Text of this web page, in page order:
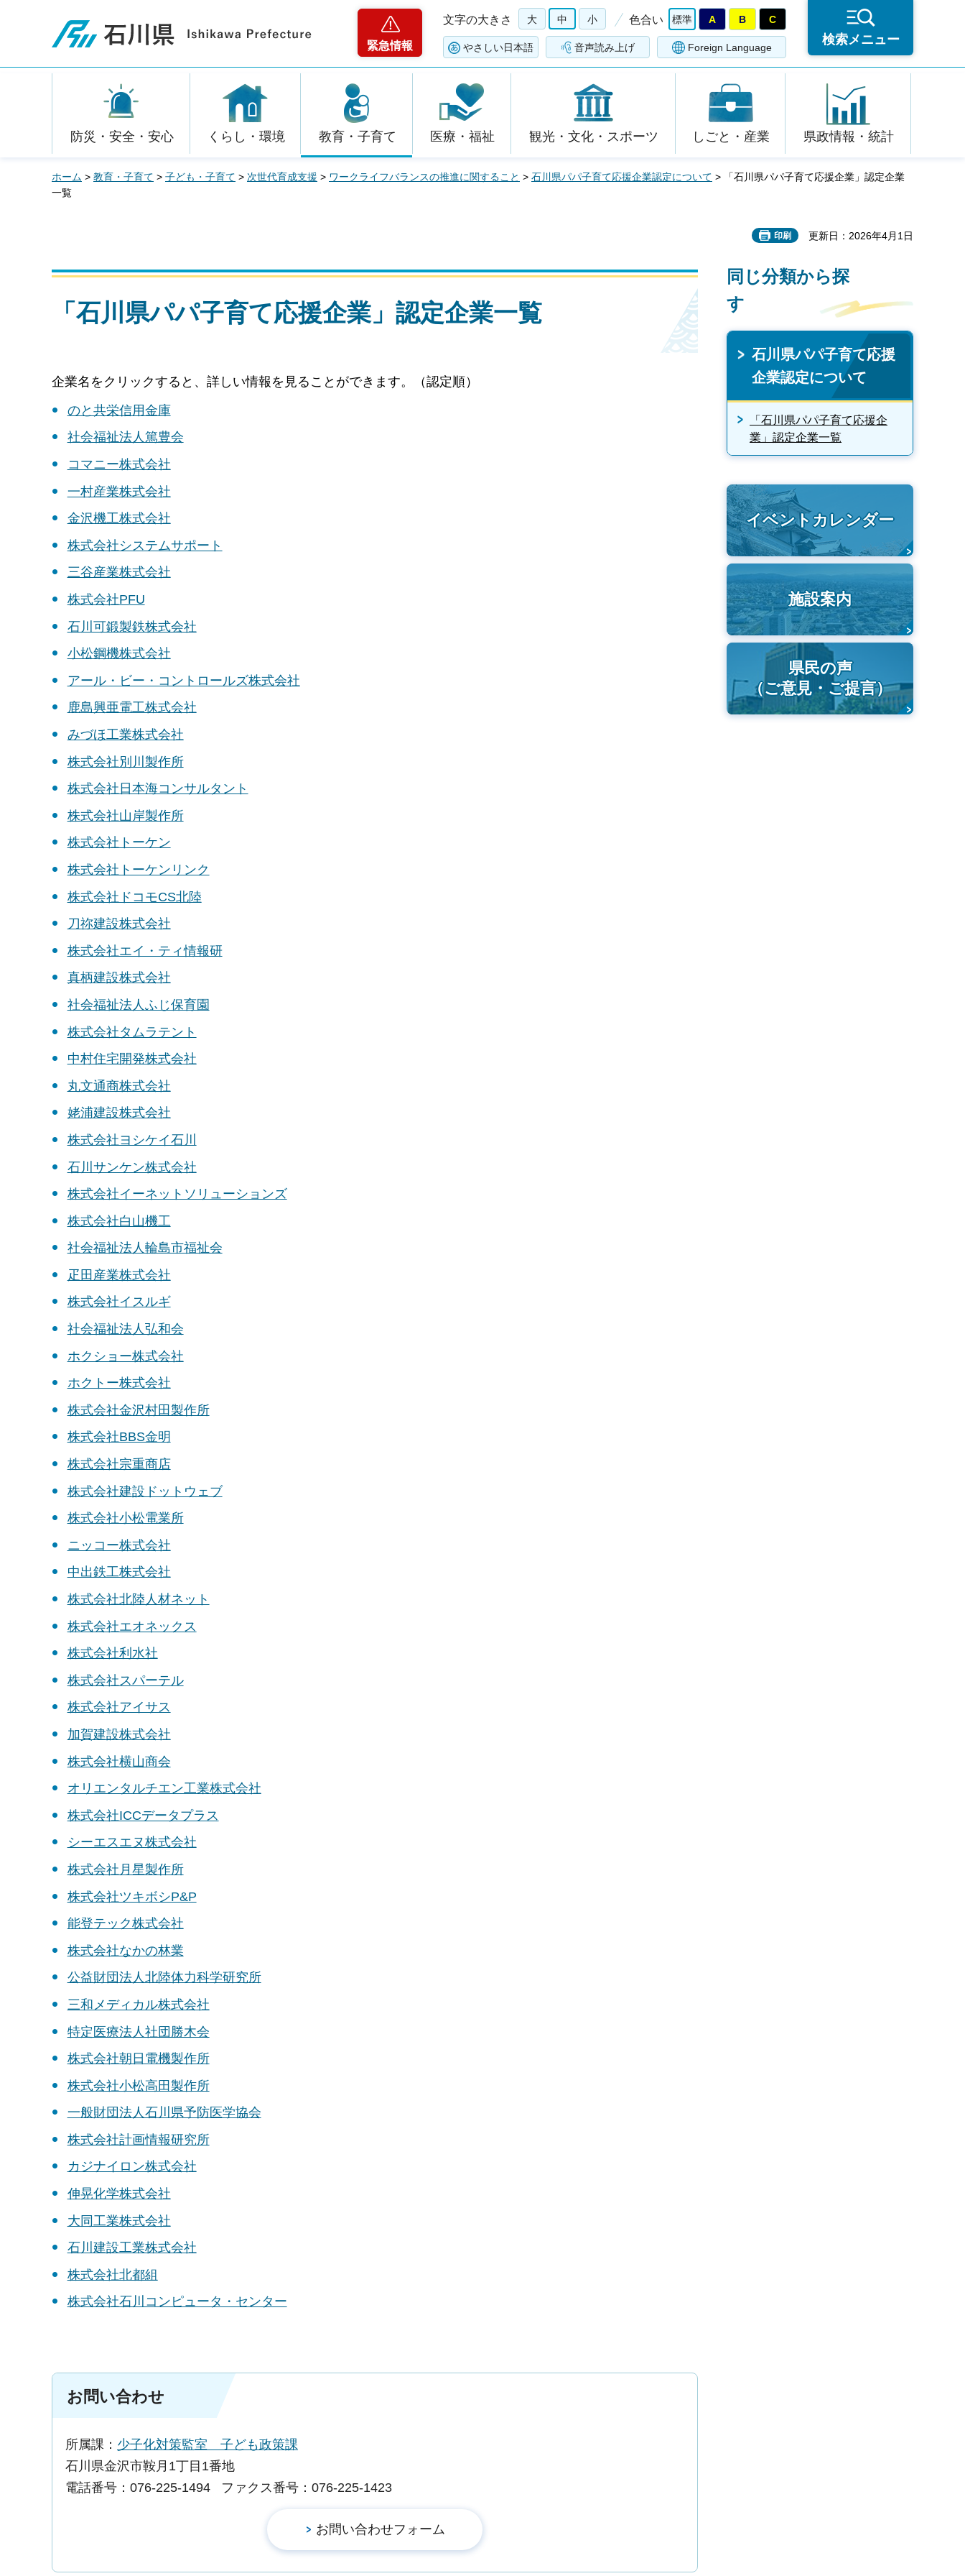
石川県
緊急情報
文字の大きさ 大 中 小 色合い 標準 A B C
やさしい日本語 音声読み上げ Foreign Language
検索メニュー
防災・安全・安心 くらし・環境 教育・子育て 医療・福祉 観光・文化・スポーツ しごと・産業 県政情報・統計
ホーム > 教育・子育て > 子ども・子育て > 次世代育成支援 > ワークライフバランスの推進に関すること > 石川県パパ子育て応援企業認定について > 「石川県パパ子育て応援企業」認定企業
一覧
印刷 更新日：2026年4月1日
「石川県パパ子育て応援企業」認定企業一覧
企業名をクリックすると、詳しい情報を見ることができます。（認定順）
のと共栄信用金庫
社会福祉法人篤豊会
コマニー株式会社
一村産業株式会社
金沢機工株式会社
株式会社システムサポート
三谷産業株式会社
株式会社PFU
石川可鍛製鉄株式会社
小松鋼機株式会社
アール・ビー・コントロールズ株式会社
鹿島興亜電工株式会社
みづほ工業株式会社
株式会社別川製作所
株式会社日本海コンサルタント
株式会社山岸製作所
株式会社トーケン
株式会社トーケンリンク
株式会社ドコモCS北陸
刀祢建設株式会社
株式会社エイ・ティ情報研
真柄建設株式会社
社会福祉法人ふじ保育園
株式会社タムラテント
中村住宅開発株式会社
丸文通商株式会社
姥浦建設株式会社
株式会社ヨシケイ石川
石川サンケン株式会社
株式会社イーネットソリューションズ
株式会社白山機工
社会福祉法人輪島市福祉会
疋田産業株式会社
株式会社イスルギ
社会福祉法人弘和会
ホクショー株式会社
ホクトー株式会社
株式会社金沢村田製作所
株式会社BBS金明
株式会社宗重商店
株式会社建設ドットウェブ
株式会社小松電業所
ニッコー株式会社
中出鉄工株式会社
株式会社北陸人材ネット
株式会社エオネックス
株式会社利水社
株式会社スパーテル
株式会社アイサス
加賀建設株式会社
株式会社横山商会
オリエンタルチエン工業株式会社
株式会社ICCデータプラス
シーエスエヌ株式会社
株式会社月星製作所
株式会社ツキボシP&P
能登テック株式会社
株式会社なかの林業
公益財団法人北陸体力科学研究所
三和メディカル株式会社
特定医療法人社団勝木会
株式会社朝日電機製作所
株式会社小松高田製作所
一般財団法人石川県予防医学協会
株式会社計画情報研究所
カジナイロン株式会社
伸晃化学株式会社
大同工業株式会社
石川建設工業株式会社
株式会社北都組
株式会社石川コンピュータ・センター
お問い合わせ
所属課： 少子化対策監室 子ども政策課
石川県金沢市鞍月1丁目1番地
電話番号：076-225-1494
ファクス番号：076-225-1423
同じ分類から探
す
石川県パパ子育て応援
企業認定について
「石川県パパ子育て応援企
業」認定企業一覧
イベントカレンダー
施設案内
県民の声
（ご意見・ご提言）